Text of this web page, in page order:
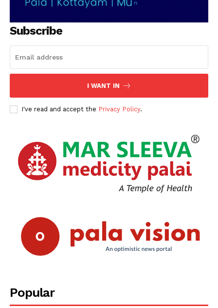
SUBSCRIBE NOW
PALA VISION
About
Subscription Plans
Subscribe
I WANT IN
I've read and accept the Privacy Policy.
Popular